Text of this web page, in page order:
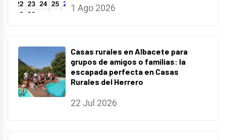
1 Ago 2026
Casas rurales en Albacete para
grupos de amigos o familias: la
escapada perfecta en Casas
Rurales del Herrero
22 Jul 2026